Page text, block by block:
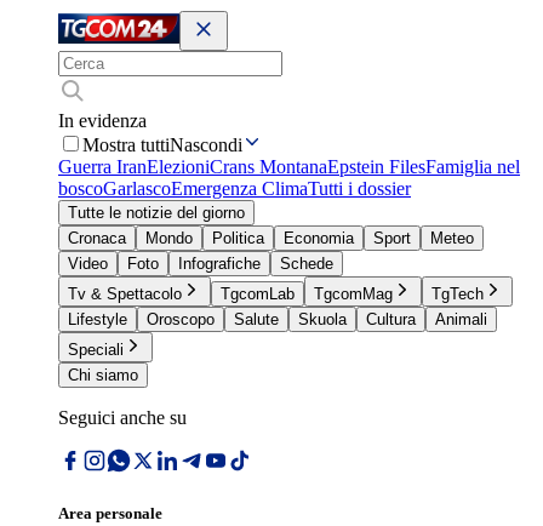
In evidenza
Mostra tuttiNascondi
Guerra IranElezioniCrans MontanaEpstein FilesFamiglia nel
boscoGarlascoEmergenza ClimaTutti i dossier
Tutte le notizie del giorno
Cronaca
Mondo Politica Economia Sport
Meteo
Video
Foto Infografiche
Schede
Tv & Spettacolo
TgcomLab TgcomMag
TgTech
Lifestyle
Oroscopo Salute Skuola Cultura
Animali
Speciali
Chi siamo
Seguici anche su
Area personale